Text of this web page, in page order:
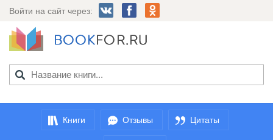
Войти на сайт через:
Книги Отзывы Цитаты